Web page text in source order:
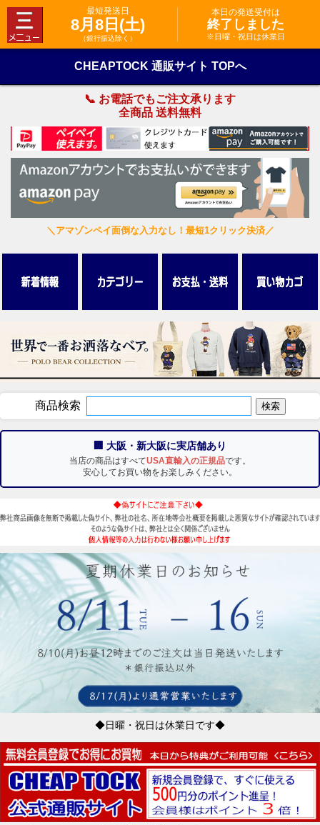
最短発送日
8月8日(土)
（銀行振込除く）
本日の発送受付は
終了しました
※日曜・祝日は休業日
CHEAPTOCK 通販サイト TOPへ
📞 お電話でもご注文承ります
全商品 送料無料
＼アマゾンペイ面倒な入力なし！最短1クリック決済／
商品検索
🏢 大阪・新大阪に実店舗あり
当店の商品はすべてUSA直輸入の正規品です。
安心してお買い物をお楽しみください。
◆日曜・祝日は休業日です◆